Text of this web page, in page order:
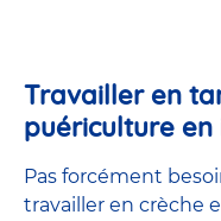
Travailler en
puériculture
Pas forcément
travailler en crèche